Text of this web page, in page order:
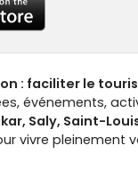
: faciliter le
événements,
Saly, Saint-
vivre pleinement